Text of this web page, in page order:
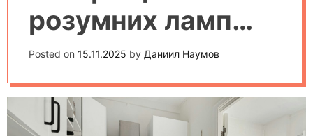
розумних ламп
для дому: рейтинг
2025
Posted on 15.11.2025 by Даниил Наумов